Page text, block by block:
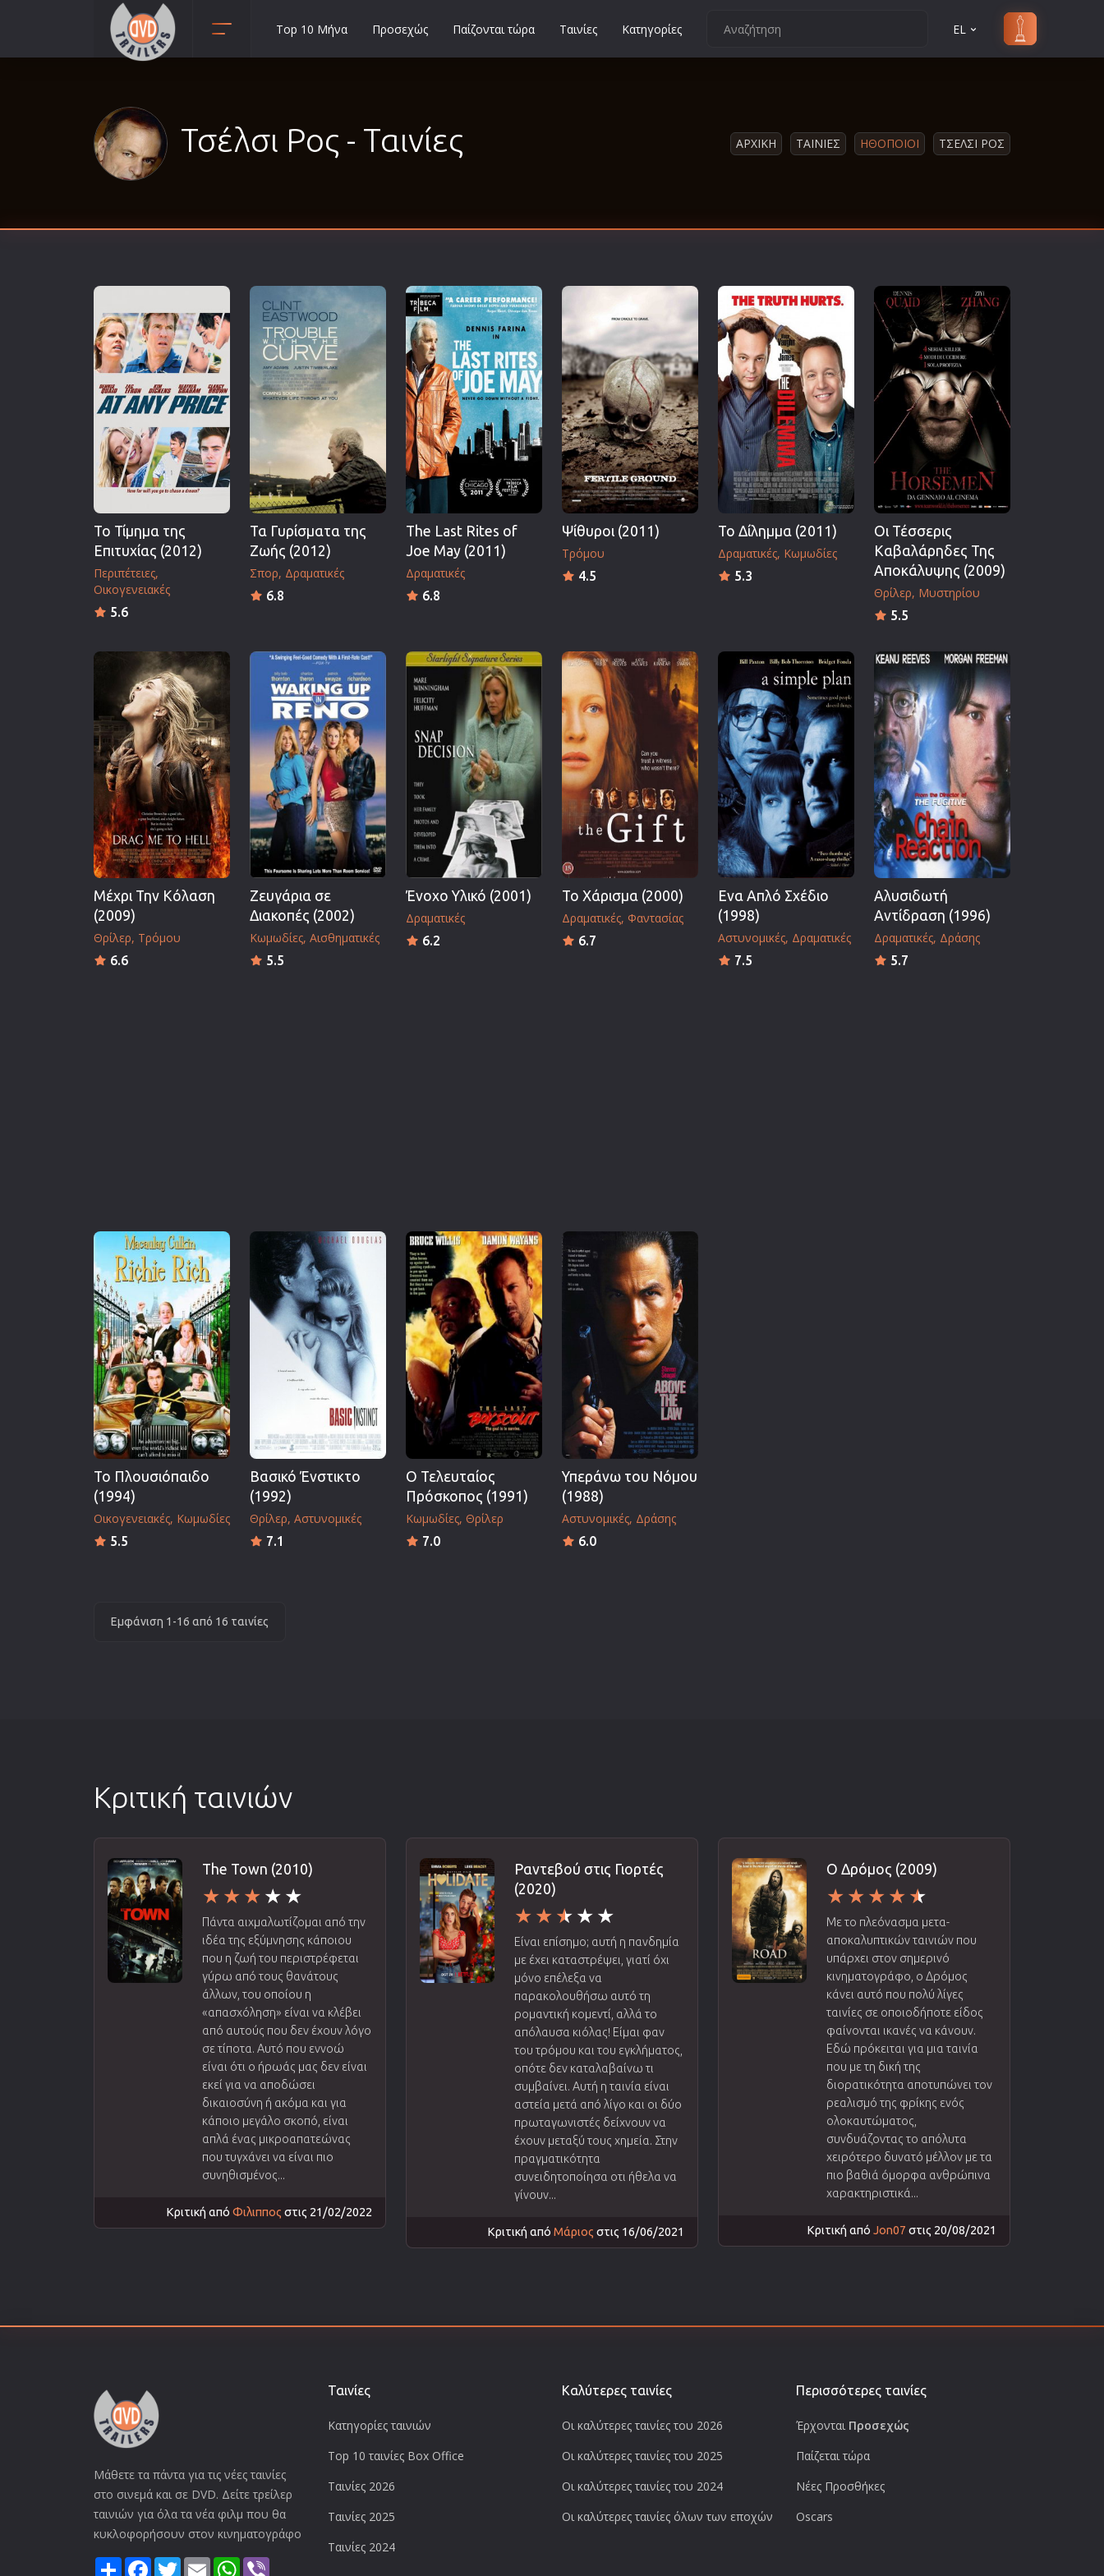
Αισθηματικές
Αισθησιακές
Βιογραφίες
Δράσης
Ελληνικός Κινηματογράφος
Επιβίωσης
Επιστημονικής Φαντασίας
Εποχής
Ευρωπαικός Κινηματογράφος
Θρησκευτικές
Θρίλερ
Ιστορικές
Καταστροφής
Κλασσικές
Μιούζικαλ
Νεανικές
Παιδικές
Περιπέτειες
Πολεμικές
Πολεμικές Τέχνες
Πολιτική
Σπορ
Τηλεοπτικές Σειρές
Τρόμου
Φιλμ Νουάρ
Χριστουγεννιάτικες
Ρομαντικές Κωμωδίες
Top 10 Μήνα Προσεχώς Παίζονται τώρα Ταινίες Κατηγορίες EL
Τσέλσι Ρος - Ταινίες ΑΡΧΙΚΗ ΤΑΙΝΙΕΣ ΗΘΟΠΟΙΟΙ ΤΣΕΛΣΙ ΡΟΣ
Το Τίμημα της
Επιτυχίας (2012)
Περιπέτειες
Οικογενειακές
5.6
Τα Γυρίσματα της
Ζωής (2012)
Σπορ Δραματικές
6.8
The Last Rites of
Joe May (2011)
Δραματικές
6.8
Ψίθυροι (2011)
Τρόμου
4.5
Το Δίλημμα (2011)
Δραματικές Κωμωδίες
5.3
Οι Τέσσερις
Καβαλάρηδες Της
Αποκάλυψης (2009)
Θρίλερ Μυστηρίου
5.5
Μέχρι Την Κόλαση
(2009)
Θρίλερ Τρόμου
6.6
Ζευγάρια σε
Διακοπές (2002)
Κωμωδίες Αισθηματικές
5.5
Ένοχο Υλικό (2001)
Δραματικές
6.2
Το Χάρισμα (2000)
Δραματικές Φαντασίας
6.7
Ενα Απλό Σχέδιο
(1998)
Αστυνομικές Δραματικές
7.5
Αλυσιδωτή
Αντίδραση (1996)
Δραματικές Δράσης
5.7
Το Πλουσιόπαιδο
(1994)
Οικογενειακές Κωμωδίες
5.5
Βασικό Ένστικτο
(1992)
Θρίλερ Αστυνομικές
7.1
Ο Τελευταίος
Πρόσκοπος (1991)
Κωμωδίες Θρίλερ
7.0
Υπεράνω του Νόμου
(1988)
Αστυνομικές Δράσης
6.0
Εμφάνιση 1-16 από 16 ταινίες
Κριτική ταινιών
The Town (2010)
Πάντα αιχμαλωτίζομαι από την
ιδέα της εξύμνησης κάποιου
που η ζωή του περιστρέφεται
γύρω από τους θανάτους
άλλων, του οποίου η
«απασχόληση» είναι να κλέβει
από αυτούς που δεν έχουν λόγο
σε τίποτα. Αυτό που εννοώ
είναι ότι ο ήρωάς μας δεν είναι
εκεί για να αποδώσει
δικαιοσύνη ή ακόμα και για
κάποιο μεγάλο σκοπό, είναι
απλά ένας μικροαπατεώνας
που τυγχάνει να είναι πιο
συνηθισμένος...
Κριτική από Φιλιππος στις 21/02/2022
Ραντεβού στις Γιορτές
(2020)
Είναι επίσημο; αυτή η πανδημία
με έχει καταστρέψει, γιατί όχι
μόνο επέλεξα να
παρακολουθήσω αυτό τη
ρομαντική κομεντί, αλλά το
απόλαυσα κιόλας! Είμαι φαν
του τρόμου και του εγκλήματος,
οπότε δεν καταλαβαίνω τι
συμβαίνει. Αυτή η ταινία είναι
αστεία μετά από λίγο και οι δύο
πρωταγωνιστές δείχνουν να
έχουν μεταξύ τους χημεία. Στην
πραγματικότητα
συνειδητοποίησα οτι ήθελα να
γίνουν...
Κριτική από Μάριος στις 16/06/2021
Ο Δρόμος (2009)
Με το πλεόνασμα μετα-
αποκαλυπτικών ταινιών που
υπάρχει στον σημερινό
κινηματογράφο, ο Δρόμος
κάνει αυτό που πολύ λίγες
ταινίες σε οποιοδήποτε είδος
φαίνονται ικανές να κάνουν.
Εδώ πρόκειται για μια ταινία
που με τη δική της
διορατικότητα αποτυπώνει τον
ρεαλισμό της φρίκης ενός
ολοκαυτώματος,
συνδυάζοντας το απόλυτα
χειρότερο δυνατό μέλλον με τα
πιο βαθιά όμορφα ανθρώπινα
χαρακτηριστικά...
Κριτική από Jon07 στις 20/08/2021
Μάθετε τα πάντα για τις νέες ταινίες
στο σινεμά και σε DVD. Δείτε τρείλερ
ταινιών για όλα τα νέα φιλμ που θα
κυκλοφορήσουν στον κινηματογράφο
ShareFacebook
TwitterEmail WhatsApp
Ταινίες
Κατηγορίες ταινιών
Top 10 ταινίες Box Office
Ταινίες 2026
Ταινίες 2025
Ταινίες 2024
Καλύτερες ταινίες
Οι καλύτερες ταινίες του 2026
Οι καλύτερες ταινίες του 2025
Οι καλύτερες ταινίες του 2024
Οι καλύτερες ταινίες όλων των εποχών
Περισσότερες ταινίες
Έρχονται Προσεχώς
Παίζεται τώρα
Νέες Προσθήκες
Oscars